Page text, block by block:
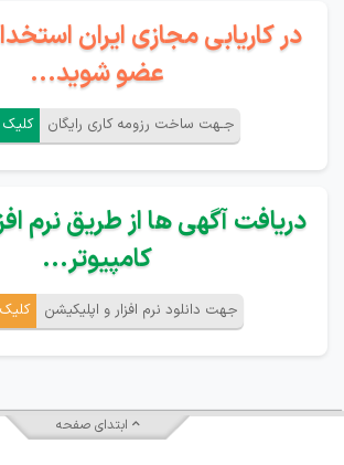
در کاریابی مجازی ایران
عضو شوید...
جـهت ساخت رزومه کاری رایگان
دریافت آگهی ها از طریق نرم
کامپیوتر...
جهت دانلود نرم افزار و اپلیکیشن
ابتدای صفحه